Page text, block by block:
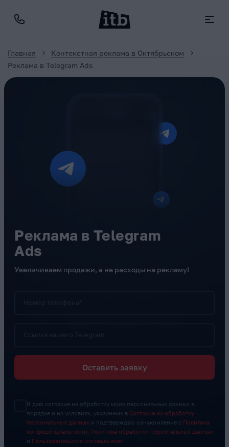
Главная
Контекстная реклама в Октябрьском
Реклама в Telegram Ads
Реклама в Telegram
Ads
Увеличиваем продажи, а не расходы на рекламу!
Оставить заявку
Я даю согласие на обработку моих персональных данных в
порядке и на условиях, указанных в Согласие на обработку
персональных данных и подтверждаю ознакомление с Политика
конфиденциальности
Политика обработки персональных данных
и Пользовательским соглашением